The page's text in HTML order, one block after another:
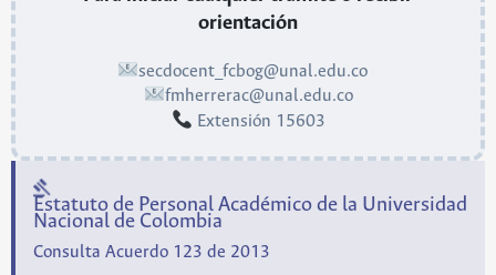
orientación
secdocent_fcbog@unal.edu.co
fmherrerac@unal.edu.co
Extensión 15603
Estatuto de Personal Académico de la Universidad
Nacional de Colombia
Consulta Acuerdo 123 de 2013